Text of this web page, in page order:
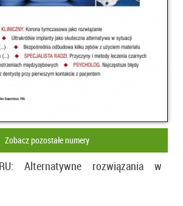
Zobacz pozostałe numery
Alternatywne rozwiązania w